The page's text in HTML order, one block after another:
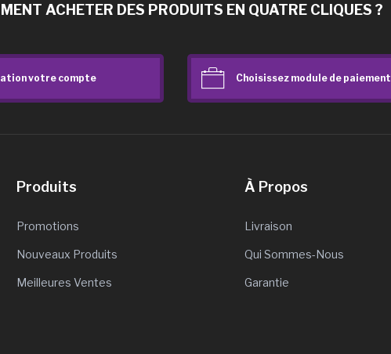
ACHETER DES PRODUITS EN QUATRE CLIQUES ?
votre compte Choisissez module de paiement
Produits
Promotions
Nouveaux Produits
Meilleures Ventes
À Propos
Livraison
Qui Sommes-Nous
Garantie